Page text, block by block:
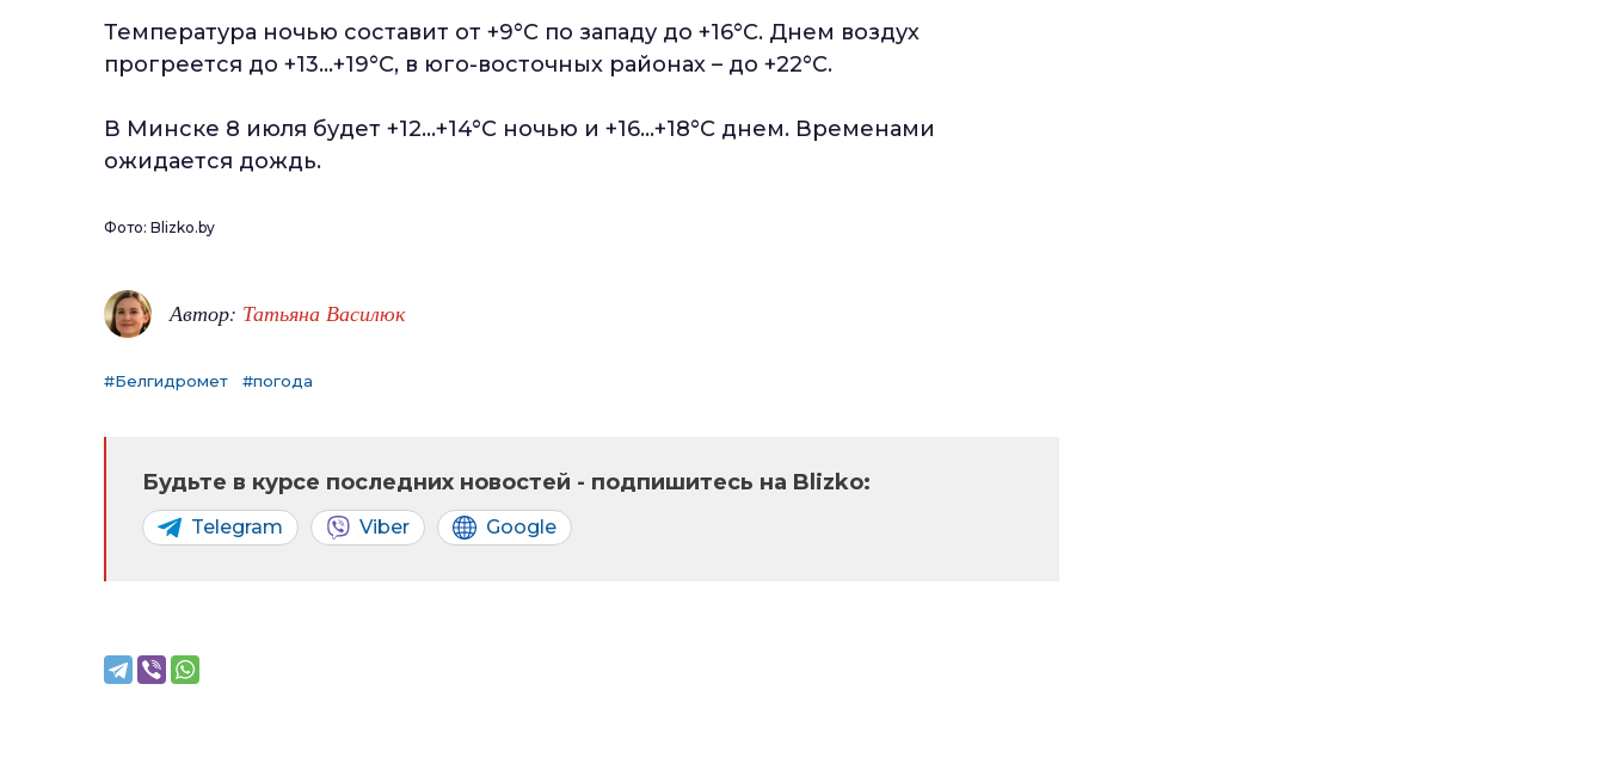
Температура ночью составит от +9°С по западу до +16°С. Днем воздух
прогреется до +13...+19°С, в юго-восточных районах – до +22°С.
В Минске 8 июля будет +12…+14°С ночью и +16…+18°С днем. Временами
ожидается дождь.
Фото: Blizko.by
Автор: Татьяна Василюк
#Белгидромет #погода
Будьте в курсе последних новостей - подпишитесь на Blizko:
Telegram Viber Google